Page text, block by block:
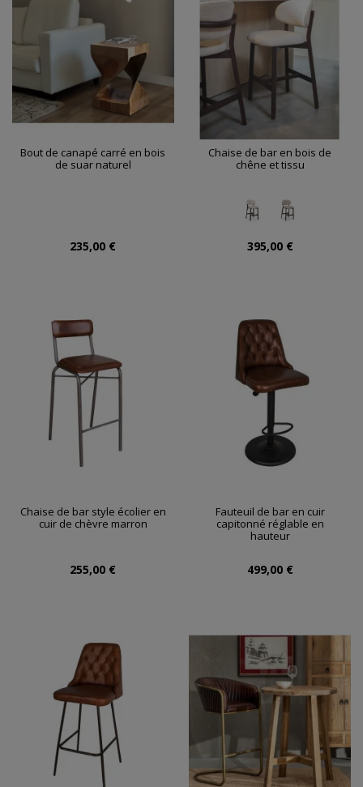
Bout de canapé carré en bois
de suar naturel
235,00 €
Chaise de bar en bois de
chêne et tissu
395,00 €
Chaise de bar style écolier en
cuir de chèvre marron
255,00 €
Fauteuil de bar en cuir
capitonné réglable en
hauteur
499,00 €